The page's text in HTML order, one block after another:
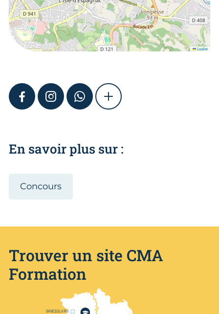
Leaflet
FACEBOOKINSTAGRAMWHATSAPPSHOW MORE
En savoir plus sur :
Concours
Trouver un site CMA
Formation
Nos centres de formation